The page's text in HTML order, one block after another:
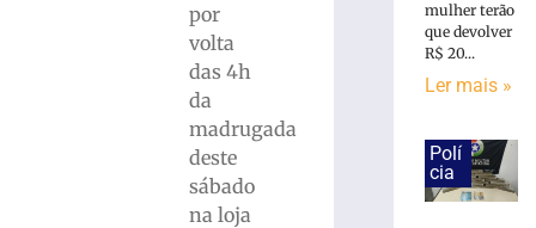
por
volta
das 4h
da
madrugada
deste
sábado
na loja
Homem
mulher terão
que devolver
R$ 20...
Ler mais »
Polí
cia